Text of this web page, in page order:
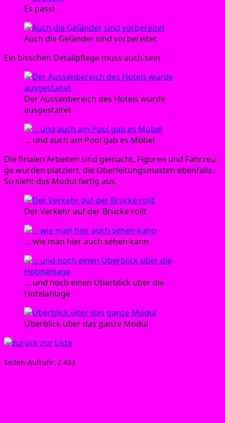
Es passt
Auch die Gelän­der sind vorbereitet
Ein biss­chen Detail­pfle­ge muss auch sein.
Der Aus­sen­be­reich des Hotels wur­de
ausgestaltet
… und auch am Pool gab es Möbel
Die fina­len Arbei­ten sind gemacht, Figu­ren und Fahr­zeu­
ge wur­den plat­ziert, die Ober­lei­tungs­mas­ten eben­falls.
So sieht das Modul fer­tig aus.
Der Ver­kehr auf der Brü­cke rollt
… wie man hier auch sehen kann
… und noch einen Über­blick über die
Hotelanlage
Über­blick über das gan­ze Modul
Sei­ten-Auf­ru­fe: 2.433